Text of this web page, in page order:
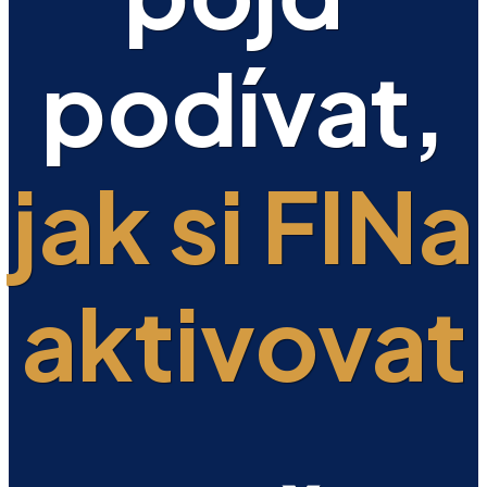
podívat,
jak si FINa
aktivovat